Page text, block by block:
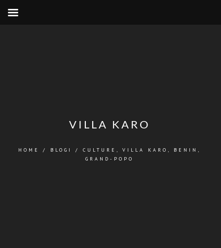
VILLA KARO
HOME / BLOGI / CULTURE
VILLA KARO, BENIN,
GRAND-POPO